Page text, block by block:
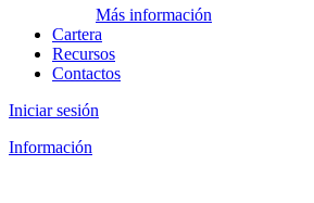
Más información
Cartera
Recursos
Contactos
Iniciar sesión
Información